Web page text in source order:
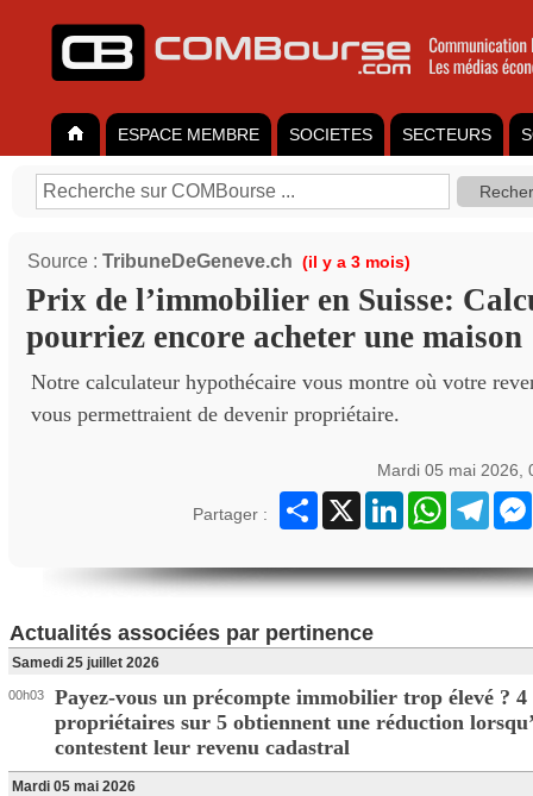
ESPACE MEMBRE SOCIETES SECTEURS
Source : TribuneDeGeneve.ch (il y a 3 mois)
Prix de l’immobilier en Suisse:
pourriez encore acheter une maison
Notre calculateur hypothécaire vous montre où votre
vous permettraient de devenir propriétaire.
Mardi 05 mai 2026,
Partager :
Partager
X LinkedInWhatsApp
Actualités associées par pertinence
Samedi 25 juillet 2026
00h03
Payez-vous un précompte immobilier trop élevé ? 4
propriétaires sur 5 obtiennent une réduction
contestent leur revenu cadastral
Mardi 05 mai 2026